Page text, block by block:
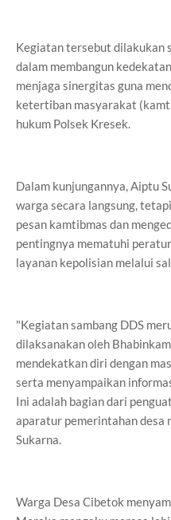
Kegiatan tersebut dilakukan
dalam membangun
menjaga sinergitas guna
ketertiban masyarakat
hukum Polsek Kresek.
Dalam kunjungannya, Aiptu
warga secara langsung,
pesan kamtibmas dan
pentingnya mematuhi
layanan kepolisian melalui
"Kegiatan sambang DDS
dilaksanakan oleh
mendekatkan diri dengan
serta menyampaikan
Ini adalah bagian dari
aparatur pemerintahan desa
Sukarna.
Warga Desa Cibetok